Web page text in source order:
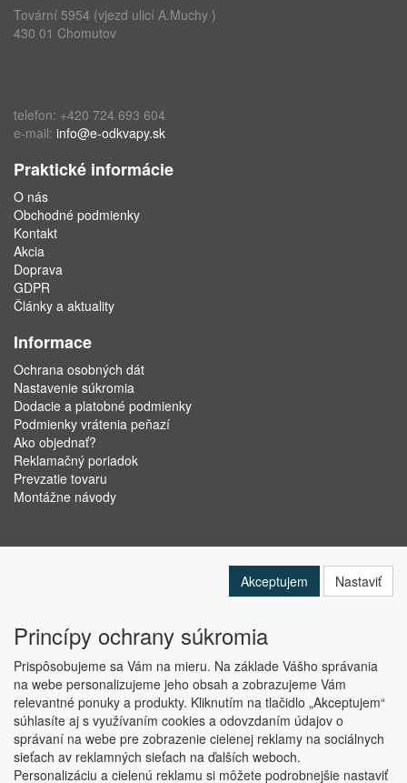
Tovární 5954 (vjezd ulicí A.Muchy )
430 01 Chomutov
telefon: +420 724 693 604
e-mail: info@e-odkvapy.sk
Praktické informácie
O nás
Obchodné podmienky
Kontakt
Akcia
Doprava
GDPR
Články a aktuality
Informace
Ochrana osobných dát
Nastavenie súkromia
Dodacie a platobné podmienky
Podmienky vrátenia peňazí
Ako objednať?
Reklamačný poriadok
Prevzatie tovaru
Montážne návody
Copyright © ABRA Software a.s. 2019
Akceptujem Nastaviť
Princípy ochrany súkromia
Prispôsobujeme sa Vám na mieru. Na základe Vášho správania
na webe personalizujeme jeho obsah a zobrazujeme Vám
relevantné ponuky a produkty. Kliknutím na tlačidlo „Akceptujem“
súhlasíte aj s využívaním cookies a odovzdaním údajov o
správaní na webe pre zobrazenie cielenej reklamy na sociálnych
sieťach av reklamných sieťach na ďalších weboch.
Personalizáciu a cielenú reklamu si môžete podrobnejšie nastaviť